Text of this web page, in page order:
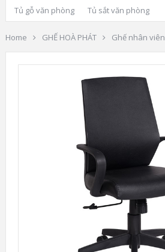
Tủ gỗ văn phòng
Tủ sắt văn phòng
Home GHẾ HOÀ PHÁT Ghế nhân viên